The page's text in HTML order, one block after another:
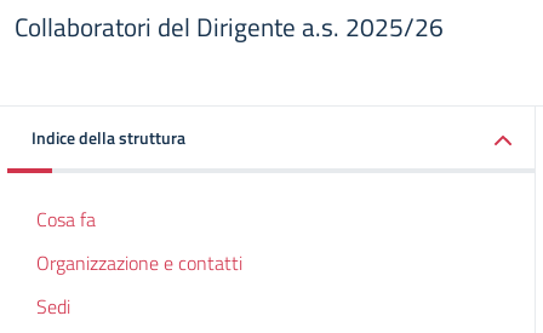
Collaboratori del Dirigente a.s. 2025/26
Indice della struttura
Cosa fa
Organizzazione e contatti
Sedi